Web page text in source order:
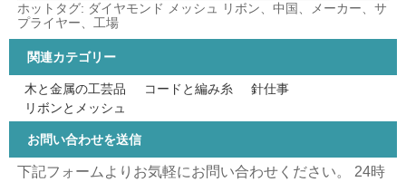
ホットタグ: ダイヤモンド メッシュ リボン、中国、メーカー、サ
プライヤー、工場
関連カテゴリー
木と金属の工芸品 コードと編み糸
針仕事
リボンとメッシュ
お問い合わせを送信
下記フォームよりお気軽にお問い合わせください。 24時